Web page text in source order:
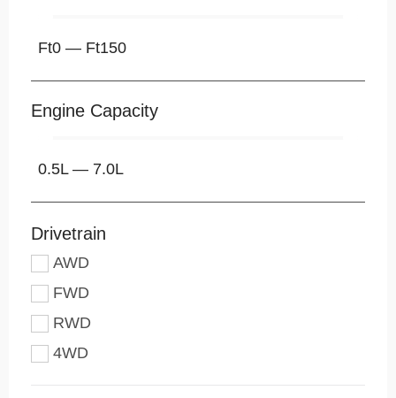
Ft0 — Ft150
Engine Capacity
0.5L— 7.0L
Drivetrain
AWD
FWD
RWD
4WD